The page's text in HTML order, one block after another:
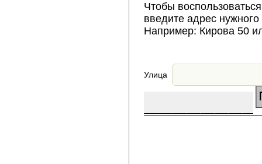
Чтобы
введите адрес
Например: Кирова 50
Улица